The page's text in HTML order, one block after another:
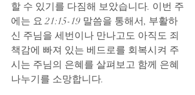
할 수 있기를 다짐해 보았습니다. 이번 주
에는 요 21:15-19 말씀을 통해서, 부활하
신 주님을 세번이나 만나고도 아직도 죄
책감에 빠져 있는 베드로를 회복시켜 주
시는 주님의 은혜를 살펴보고 함께 은혜
나누기를 소망합니다.